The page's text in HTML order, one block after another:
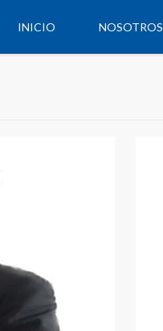
INICIO NOSOTROS